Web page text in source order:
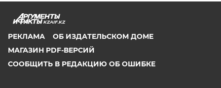
KZAIF.KZ
РЕКЛАМА
ОБ ИЗДАТЕЛЬСКОМ ДОМЕ
МАГАЗИН PDF-ВЕРСИЙ
СООБЩИТЬ В РЕДАКЦИЮ ОБ ОШИБКЕ